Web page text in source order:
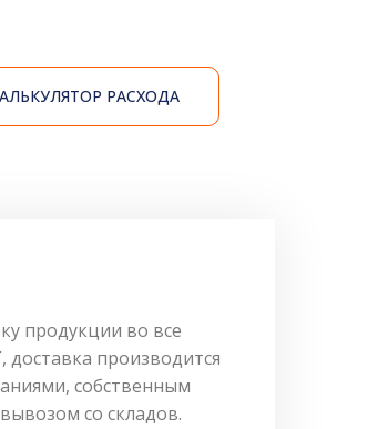
РАСХОДА
продукции во все
доставка производится
собственным
со складов.